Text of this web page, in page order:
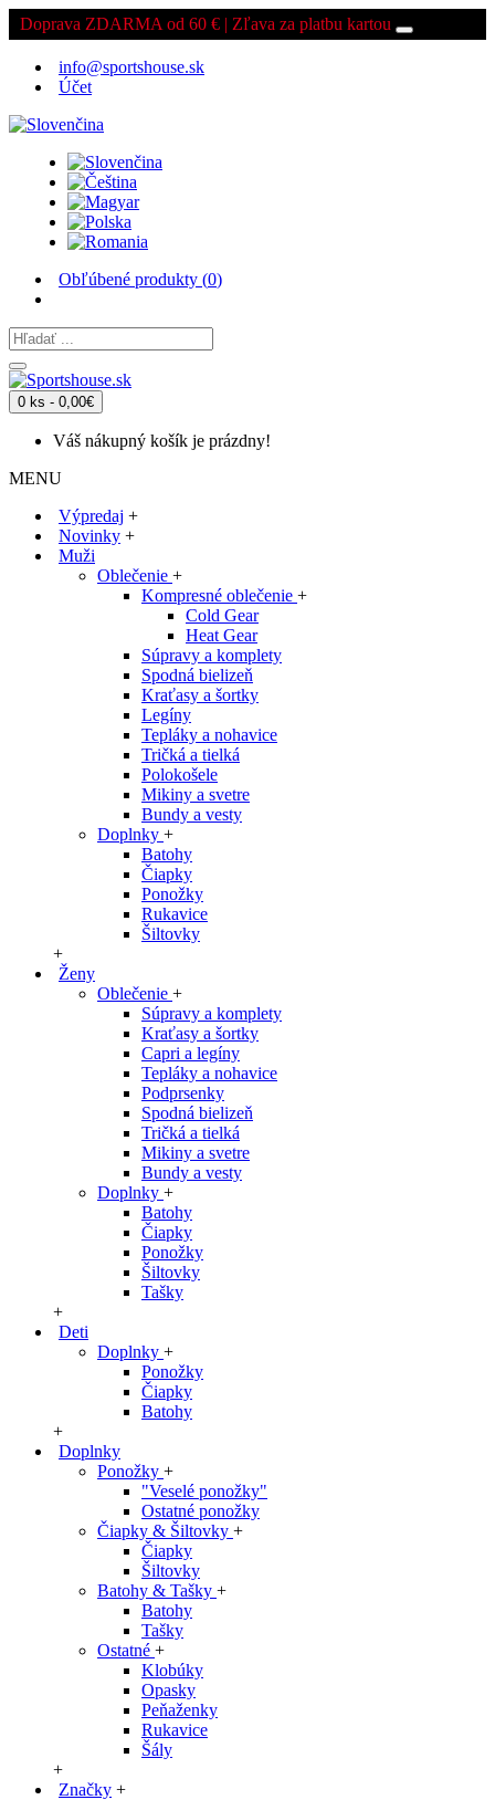
Doprava ZDARMA od 60 € | Zľava za platbu kartou
info@sportshouse.sk
Účet
Obľúbené produkty (0)
0 ks - 0,00€
Váš nákupný košík je prázdny!
MENU
Výpredaj +
Novinky +
Muži
Oblečenie +
Kompresné oblečenie +
Cold Gear
Heat Gear
Súpravy a komplety
Spodná bielizeň
Kraťasy a šortky
Legíny
Tepláky a nohavice
Tričká a tielká
Polokošele
Mikiny a svetre
Bundy a vesty
Doplnky +
Batohy
Čiapky
Ponožky
Rukavice
Šiltovky
+
Ženy
Oblečenie +
Súpravy a komplety
Kraťasy a šortky
Capri a legíny
Tepláky a nohavice
Podprsenky
Spodná bielizeň
Tričká a tielká
Mikiny a svetre
Bundy a vesty
Doplnky +
Batohy
Čiapky
Ponožky
Šiltovky
Tašky
+
Deti
Doplnky +
Ponožky
Čiapky
Batohy
+
Doplnky
Ponožky +
"Veselé ponožky"
Ostatné ponožky
Čiapky & Šiltovky +
Čiapky
Šiltovky
Batohy & Tašky +
Batohy
Tašky
Ostatné +
Klobúky
Opasky
Peňaženky
Rukavice
Šály
+
Značky +